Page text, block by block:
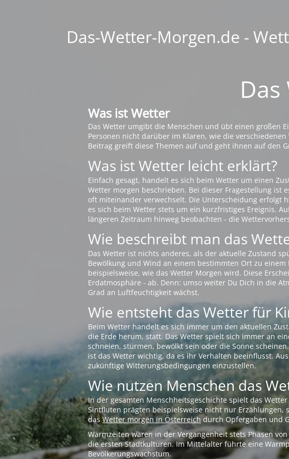
Das-Wetter-Morgen.de -
Was ist Wetter
Das Wetter umgibt die Menschen und übt einen großen
Personen nicht darüber im Klaren, wie die
Beitrag greift diese Themen auf und geht ihnen auf den
Was ist Wetter leicht erklärt?
Einfach gesagt, handelt es sich beim Wetter um einen
Wetter morgen beschrieben. Bei dieser Fragestellung
oft miteinander verwechselt. Die Unterscheidung
es sich beim Wetter stets um ein kurzfristiges Ereignis.
längeren Zeitraum hinweg beobachten - die
Wie beschreibt man das
Das Wetter ist nichts anderes, als der aktuelle Zustand
Bewölkung und Wind an einem bestimmten Ort zu
beispielsweise, wie das Wetter Morgen wird. Diese
Erdatmosphäre - ab. Denn: umso weiter Du Dich in die
Grad an Luftfeuchtigkeit wächst.
Wie entsteht das Wetter für
Beim Wetter handelt es sich immer um den aktuellen
die Erde herum, statt. Das Wetter spielt sich immer an
schneien, stürmen, bewölkt sein oder die Sonne
ist das Wetter wichtig, da es ihr Verhalten beeinflusst.
zukünftige Witterungsbedingungen einzustellen.
Wie nutzen Menschen das
In der gesamten Menschheitsgeschichte spielt das
Sintfluten prägten beispielsweise nicht nur Erzählungen,
dasWetter morgen in Österreichdurch Opfergaben und
Warmzeiten waren in der Vergangenheit stets Phasen
die ersten Stadtkulturen. Im Mittelalter führte eine
Bevölkerungswachstum.